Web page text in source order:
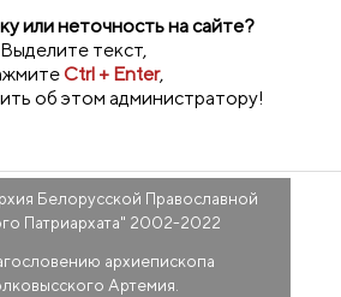
или неточность на сайте?
Выделите текст,
Ctrl + Enter,
об этом администратору!
Белорусской Православной
Патриархата" 2002-2022
архиепископа
Артемия.